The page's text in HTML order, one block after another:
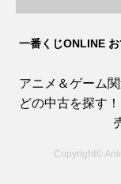
一番くじONLINE
アニメ＆ゲーム
どの中古を探す
Copyright©